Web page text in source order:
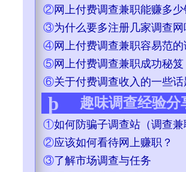
②网上付费调查兼职能赚多少
③为什么要多注册几家调查网
④网上付费调查兼职容易范的
⑤网上付费调查兼职成功秘笈
⑥关于付费调查收入的一些话
þ 趣味调查经验分
①如何防骗子调查站（调查兼
②应该如何看待网上赚职？
③了解市场调查与任务